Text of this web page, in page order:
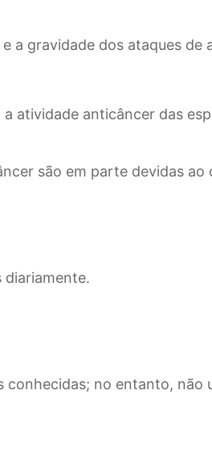
a gravidade dos ataques de
atividade anticâncer das
são em parte devidas
conhecidas; no entanto, não